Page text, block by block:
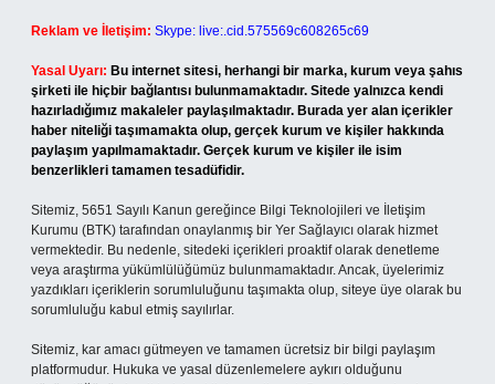
Reklam ve İletişim: Skype: live:.cid.575569c608265c69
Yasal Uyarı: Bu internet sitesi, herhangi bir marka, kurum veya şahıs
şirketi ile hiçbir bağlantısı bulunmamaktadır. Sitede yalnızca kendi
hazırladığımız makaleler paylaşılmaktadır. Burada yer alan içerikler
haber niteliği taşımamakta olup, gerçek kurum ve kişiler hakkında
paylaşım yapılmamaktadır. Gerçek kurum ve kişiler ile isim
benzerlikleri tamamen tesadüfidir.
Sitemiz, 5651 Sayılı Kanun gereğince Bilgi Teknolojileri ve İletişim
Kurumu (BTK) tarafından onaylanmış bir Yer Sağlayıcı olarak hizmet
vermektedir. Bu nedenle, sitedeki içerikleri proaktif olarak denetleme
veya araştırma yükümlülüğümüz bulunmamaktadır. Ancak, üyelerimiz
yazdıkları içeriklerin sorumluluğunu taşımakta olup, siteye üye olarak bu
sorumluluğu kabul etmiş sayılırlar.
Sitemiz, kar amacı gütmeyen ve tamamen ücretsiz bir bilgi paylaşım
platformudur. Hukuka ve yasal düzenlemelere aykırı olduğunu